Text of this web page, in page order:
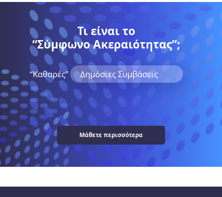
Τι είναι το
“Σύμφωνο Ακεραιότητας”;
“Kαθαρές” Δημόσιες Συμβάσεις
Μάθετε περισσότερα